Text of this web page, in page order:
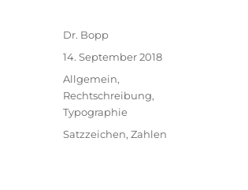
Autor
Dr. Bopp
Veröffentlicht
am
14. September 2018
Kategorien
Allgemein,
Rechtschreibung,
Typographie
Schlagwörter
Satzzeichen,Zahlen